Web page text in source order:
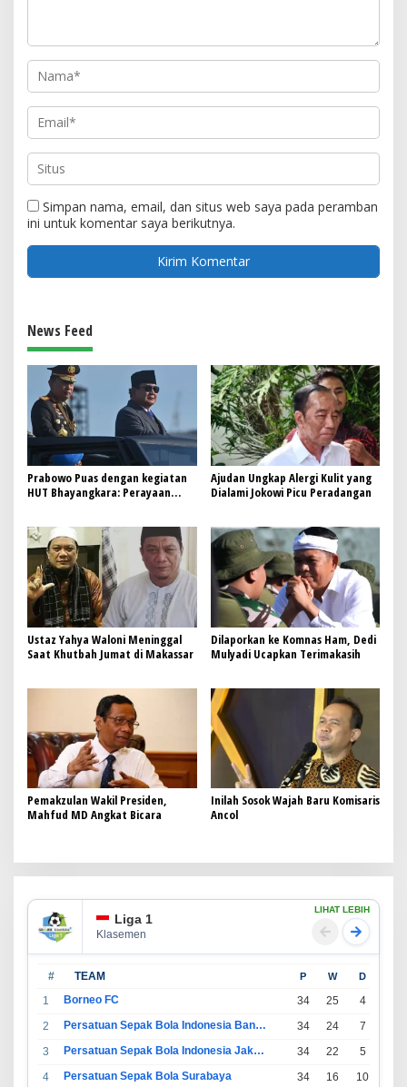
Simpan nama, email, dan situs web saya pada peramban
ini untuk komentar saya berikutnya.
News Feed
Prabowo Puas dengan kegiatan
HUT Bhayangkara: Perayaan
Ajudan Ungkap Alergi Kulit yang
Dialami Jokowi Picu Peradangan
Ustaz Yahya Waloni Meninggal
Saat Khutbah Jumat di Makassar
Dilaporkan ke Komnas Ham, Dedi
Mulyadi Ucapkan Terimakasih
Pemakzulan Wakil Presiden,
Mahfud MD Angkat Bicara
Inilah Sosok Wajah Baru Komisaris
Ancol
Liga 1
Klasemen
LIHAT LEBIH
# TEAM P W D
1 Borneo FC 34 25 4
2
Persatuan Sepak Bola Indonesia Bandung 34 24 7
3
Persatuan Sepak Bola Indonesia Jakarta 34 22 5
4
Persatuan Sepak Bola Surabaya 34 16 10